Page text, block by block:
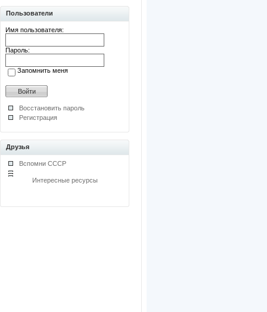
Пользователи
Имя пользователя:
Пароль:
Запомнить меня
Восстановить пароль
Регистрация
Друзья
Вспомни СССР
Интересные ресурсы